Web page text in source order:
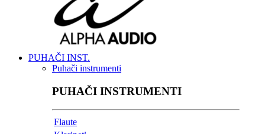
PUHAČI INST.
Puhači instrumenti
PUHAČI INSTRUMENTI
Flaute